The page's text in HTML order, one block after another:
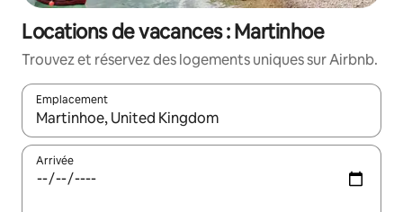
Locations de vacances : Martinhoe
Trouvez et réservez des logements uniques sur Airbnb.
Emplacement
Quand les résultats sont affichés, parcourez-les en utilisant
Arrivée